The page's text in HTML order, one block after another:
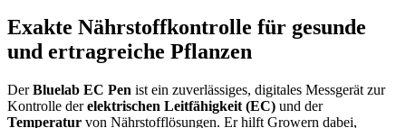
Exakte Nährstoffkontrolle für gesunde
und ertragreiche Pflanzen
DerBluelab EC Pen ist ein zuverlässiges, digitales Messgerät zur
Kontrolle derelektrischen Leitfähigkeit (EC) und der
Temperatur von Nährstofflösungen. Er hilft Growern dabei,